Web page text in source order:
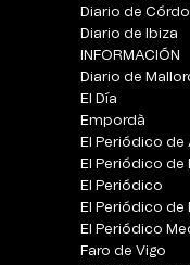
Diario de
Diario de Ibiza
INFORMACIÓN
Diario de
El Día
Empordà
El Periódico de
El Periódico de
El Periódico
El Periódico de
El Periódico
Faro de Vigo